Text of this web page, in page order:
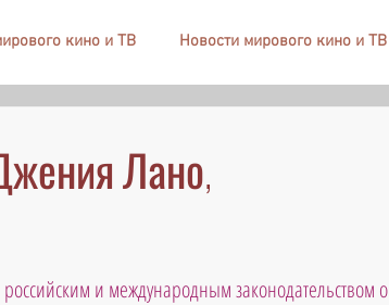
кино и ТВ Новости мирового кино и ТВ
Лано,
российским и международным законодательством о